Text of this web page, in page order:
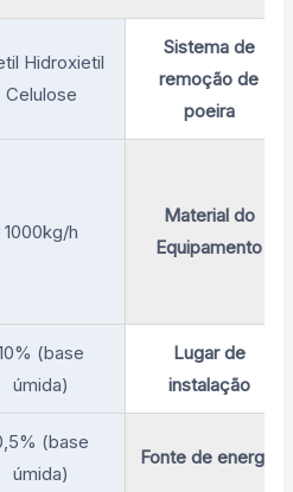
Hidroxietil
Celulose
Sistema de
remoção de
poeira
1000kg/h
Material do
Equipamento
(base
úmida)
Lugar de
instalação
(base
úmida)
Fonte de energia